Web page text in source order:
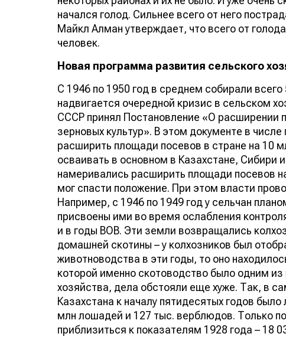
начался голод. Сильнее всего от него
Майкл Алман утверждает, что всего от
человек.
Новая программа развития сельского
С 1946 по 1950 год в среднем собирали
надвигается очередной кризис в сельском
СССР принял Постановление «О расширении
зерновых культур». В этом документе в
расширить площади посевов в стране на 10
осваивать в основном в Казахстане, Сибири
намеривались расширить площади посевов
мог спасти положение. При этом власти
Например, с 1946 по 1949 год у сельчан
присвоены ими во время ослабления
и в годы ВОВ. Эти земли возвращались
домашней скотины – у колхозников был
животноводства в эти годы, то оно
которой именно скотоводство было одним
хозяйства, дела обстояли еще хуже. Так, в
Казахстана к началу пятидесятых годов
млн лошадей и 127 тыс. верблюдов. Только
приблизиться к показателям 1928 года – 18